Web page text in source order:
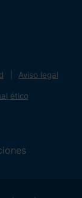
Aviso legal
ético